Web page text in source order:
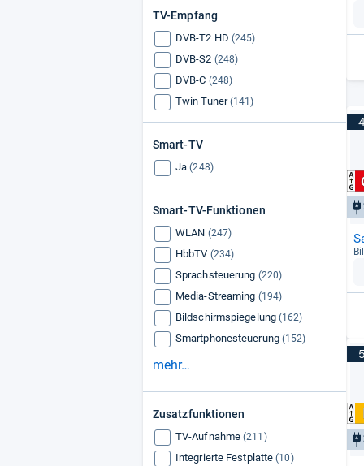
TV-Empfang
DVB-T2 HD (245)
DVB-S2 (248)
DVB-C (248)
Twin Tuner (141)
Smart-TV
Ja (248)
Smart-TV-Funktionen
WLAN (247)
HbbTV (234)
Sprachsteuerung (220)
Media-Streaming (194)
Bildschirmspiegelung (162)
Smartphonesteuerung (152)
mehr…
Zusatzfunktionen
TV-Aufnahme (211)
Integrierte Festplatte (10)
4
5